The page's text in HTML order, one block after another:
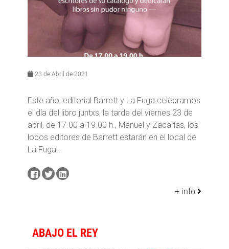
23 de Abril de 2021
Este año, editorial Barrett y La Fuga celebramos
el día del libro juntxs, la tarde del viernes 23 de
abril, de 17.00 a 19.00 h., Manuel y Zacarías, los
locos editores de Barrett estarán en el local de
La Fuga...
+ info
ABAJO EL REY